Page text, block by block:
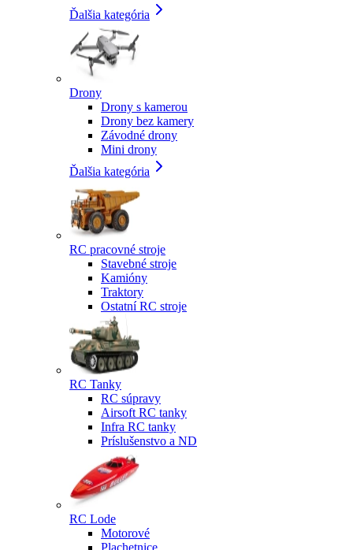
Ďalšia kategória
Drony
Drony s kamerou
Drony bez kamery
Závodné drony
Mini drony
Ďalšia kategória
RC pracovné stroje
Stavebné stroje
Kamióny
Traktory
Ostatní RC stroje
RC Tanky
RC súpravy
Airsoft RC tanky
Infra RC tanky
Príslušenstvo a ND
RC Lode
Motorové
Plachetnice